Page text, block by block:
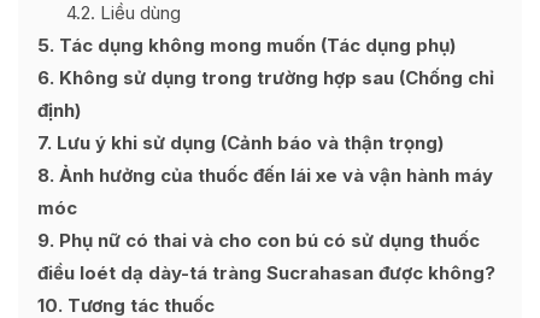
4.2 Liều dùng
5 Tác dụng không mong muốn (Tác dụng phụ)
6 Không sử dụng trong trường hợp sau (Chống chỉ
định)
7 Lưu ý khi sử dụng (Cảnh báo và thận trọng)
8 Ảnh hưởng của thuốc đến lái xe và vận hành máy
móc
9 Phụ nữ có thai và cho con bú có sử dụng thuốc
điều loét dạ dày-tá tràng Sucrahasan được không?
10 Tương tác thuốc